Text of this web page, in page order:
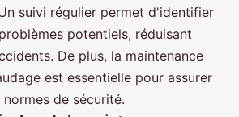
suivi régulier permet d'identifier
potentiels, réduisant
De plus, la maintenance
est essentielle pour assurer
de sécurité.